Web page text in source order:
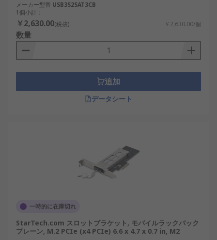
様々な種類のハードドライブアクセサリがありま
す。ハードドライブのモデルによって選択するもの
が異なります。通常はアクセサリは、サポートされ
ているフォームファクタ、サイズ、対応ドライブで
分類されます。フォームファクタは、ハードドライ
ブのサイズとコンピュータに接続する方法を表しま
す。これは、コンピュータのベイのサイズを表して
います。実際のドライブの物理的なサイズではあり
メーカー型番 USB3S2SAT3CB
1個小計：
￥2,630.00(税抜) ￥2,630.00/個
数量
追加
データシート
一時的に在庫切れ
StarTech.com スロットブラケット, モバイルラックバック
プレーン, M.2 PCIe (x4 PCIe) 6.6 x 4.7 x 0.7 in, M2